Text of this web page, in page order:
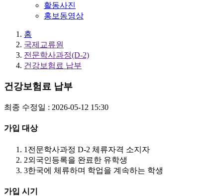
활동사진
홍보동영상
홈
국제교류원
전문학사과정(D-2)
건강보험료 납부
건강보험료 납부
최종 수정일 : 2026-05-12 15:30
가입 대상
1 전문학사과정 D-2 체류자격 소지자
2외국인등록을 완료한 유학생
3한국에 체류하며 학업을 계속하는 학생
가입 시기